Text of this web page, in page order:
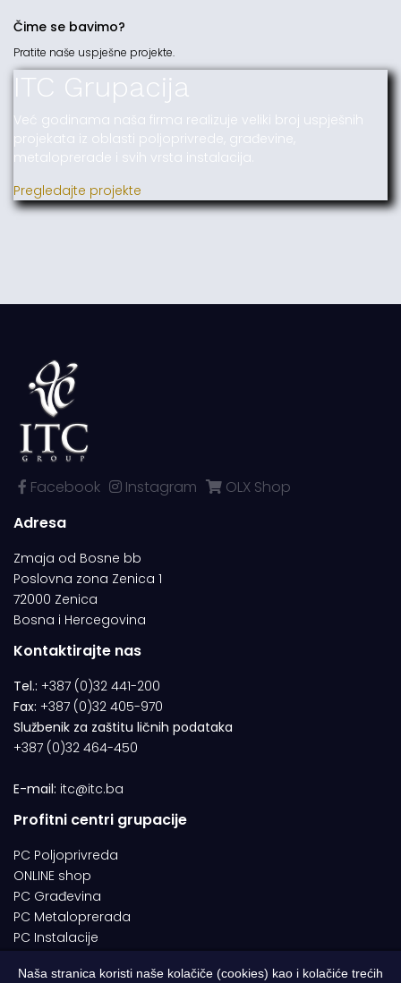
Čime se bavimo?
Pratite naše uspješne projekte.
ITC Grupacija
Već godinama naša firma realizuje veliki broj uspješnih
projekata iz oblasti poljoprivrede, građevine,
metaloprerade i svih vrsta instalacija.
Pregledajte projekte
Facebook Instagram
OLX Shop
Adresa
Zmaja od Bosne bb
Poslovna zona Zenica 1
72000 Zenica
Bosna i Hercegovina
Kontaktirajte nas
Tel.: +387 (0)32 441-200
Fax: +387 (0)32 405-970
Službenik za zaštitu ličnih podataka
+387 (0)32 464-450
E-mail: itc@itc.ba
Profitni centri grupacije
PC Poljoprivreda
ONLINE shop
PC Građevina
PC Metaloprerada
PC Instalacije
Naša stranica koristi naše kolačiče (cookies) kao i kolačiće trećih